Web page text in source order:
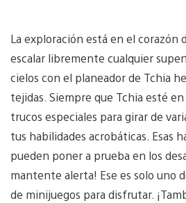
La exploración está en el corazón
escalar libremente cualquier
cielos con el planeador de Tchia
tejidas. Siempre que Tchia esté
trucos especiales para girar de
tus habilidades acrobáticas. Esas
pueden poner a prueba en los
mantente alerta! Ese es solo uno
de minijuegos para disfrutar.